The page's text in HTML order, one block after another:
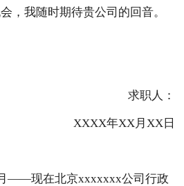
，我随时期待贵公司的回音。
求职人：
XXXX年XX月XX日
——现在北京xxxxxxx公司行政